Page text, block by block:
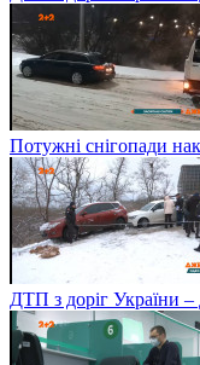
Потужні снігопади
ДТП з доріг України